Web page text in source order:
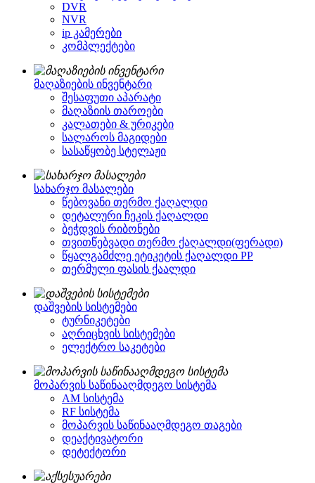
DVR
NVR
ip კამერები
კომპლექტები
მაღაზიების ინვენტარი
შესაფუთი აპარატი
მაღაზიის თაროები
კალათები & ურიკები
სალაროს მაგიდები
სასაწყობე სტელაჟი
სახარჯო მასალები
წებოვანი თერმო ქაღალდი
დეტალური ჩეკის ქაღალდი
ბეჭდვის რიბონები
თვითწებვადი თერმო ქაღალდი(ფერადი)
წყალგამძლე ეტიკეტის ქაღალდი PP
თერმული ფასის ქაალდი
დაშვების სისტემები
ტურნიკეტები
აღრიცხვის სისტემები
ელექტრო საკეტები
მოპარვის საწინააღმდეგო სისტემა
AM სისტემა
RF სისტემა
მოპარვის საწინააღმდეგო თაგები
დეაქტივატორი
დეტექტორი